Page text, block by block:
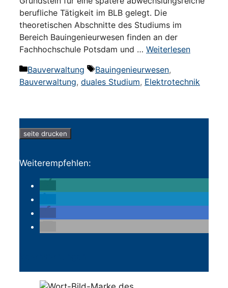
berufliche Tätigkeit im BLB gelegt. Die
theoretischen Abschnitte des Studiums im
Bereich Bauingenieurwesen finden an der
Fachhochschule Potsdam und … Weiterlesen
Kategorien
Bauverwaltung Schlagwörter
Bauingenieurwesen,
Bauverwaltung, duales Studium, Elektrotechnik
seite drucken
Weiterempfehlen: